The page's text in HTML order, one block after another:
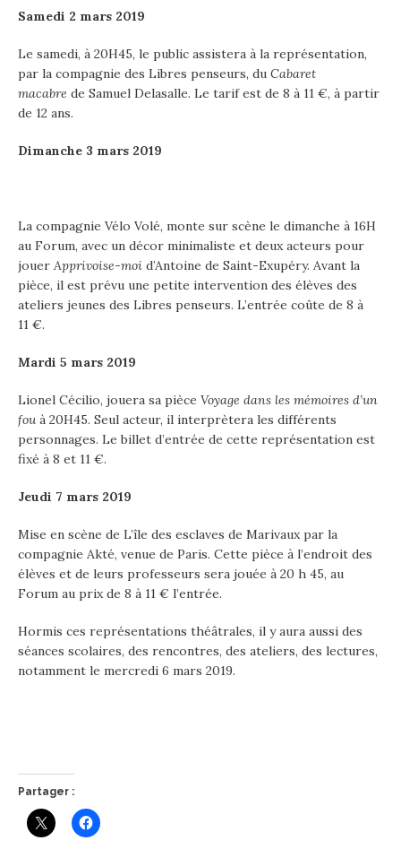
Samedi 2 mars 2019
Le samedi, à 20H45, le public assistera à la représentation,
par la compagnie des Libres penseurs, du Cabaret
macabre de Samuel Delasalle. Le tarif est de 8 à 11 €, à partir
de 12 ans.
Dimanche 3 mars 2019
La compagnie Vélo Volé, monte sur scène le dimanche à 16H
au Forum, avec un décor minimaliste et deux acteurs pour
jouer Apprivoise-moi d’Antoine de Saint-Exupéry. Avant la
pièce, il est prévu une petite intervention des élèves des
ateliers jeunes des Libres penseurs. L’entrée coûte de 8 à
11 €.
Mardi 5 mars 2019
Lionel Cécilio, jouera sa pièce Voyage dans les mémoires d’un
fou à 20H45. Seul acteur, il interprètera les différents
personnages. Le billet d’entrée de cette représentation est
fixé à 8 et 11 €.
Jeudi 7 mars 2019
Mise en scène de L’île des esclaves de Marivaux par la
compagnie Akté, venue de Paris. Cette pièce à l’endroit des
élèves et de leurs professeurs sera jouée à 20 h 45, au
Forum au prix de 8 à 11 € l’entrée.
Hormis ces représentations théâtrales, il y aura aussi des
séances scolaires, des rencontres, des ateliers, des lectures,
notamment le mercredi 6 mars 2019.
Partager :